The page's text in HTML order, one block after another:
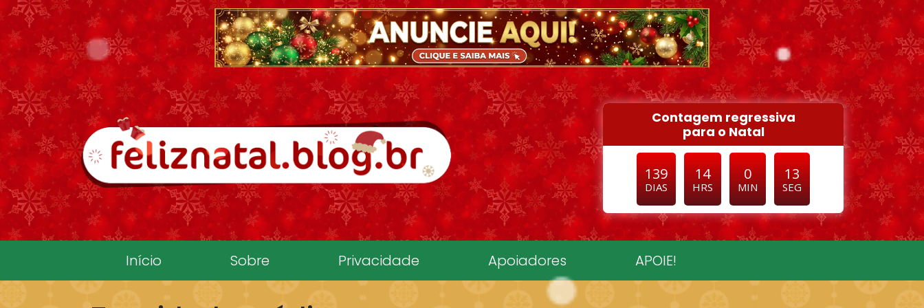
Pular para o conteúdo
Contagem regressiva
para o Natal
139
DIAS
14
HRS
0
MIN
9
SEG
Início Sobre Privacidade Apoiadores APOIE!